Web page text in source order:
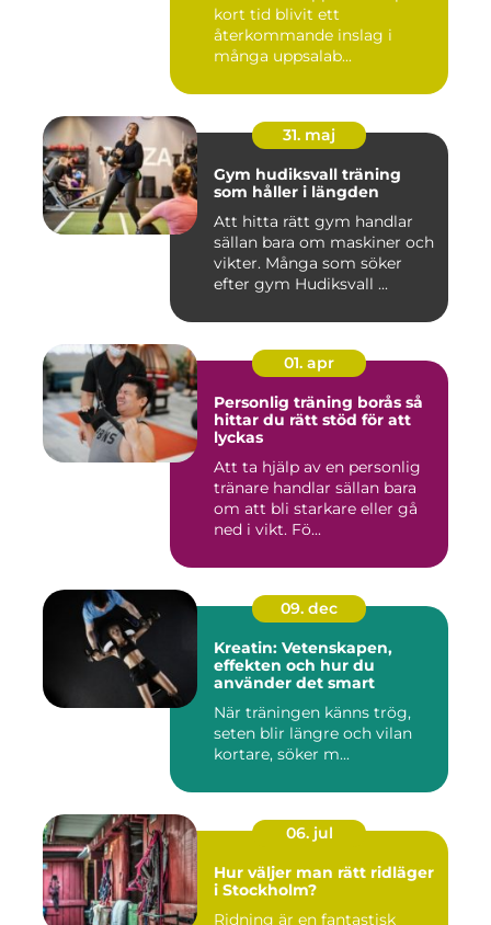
kort tid blivit ett
återkommande inslag i
många uppsalab...
31. maj
Gym hudiksvall träning
som håller i längden
Att hitta rätt gym handlar
sällan bara om maskiner och
vikter. Många som söker
efter gym Hudiksvall ...
01. apr
Personlig träning borås så
hittar du rätt stöd för att
lyckas
Att ta hjälp av en personlig
tränare handlar sällan bara
om att bli starkare eller gå
ned i vikt. Fö...
09. dec
Kreatin: Vetenskapen,
effekten och hur du
använder det smart
När träningen känns trög,
seten blir längre och vilan
kortare, söker m...
06. jul
Hur väljer man rätt ridläger
i Stockholm?
Ridning är en fantastisk